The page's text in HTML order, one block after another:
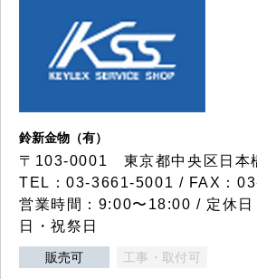
鈴新金物（有）
〒103-0001 東京都中央区日本
TEL：03-3661-5001 / FAX：
営業時間：9:00〜18:00 / 定休日
日・祝祭日
販売可 工事・取付可